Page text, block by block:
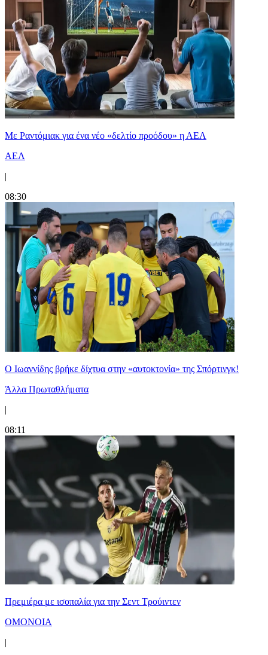
Με Ραντόμιακ για ένα νέο «δελτίο προόδου» η ΑΕΛ
ΑΕΛ
|
08:30
Ο Ιωαννίδης βρήκε δίχτυα στην «αυτοκτονία» της Σπόρτινγκ!
Άλλα Πρωταθλήματα
|
08:11
Πρεμιέρα με ισοπαλία για την Σεντ Τρούιντεν
ΟΜΟΝΟΙΑ
|